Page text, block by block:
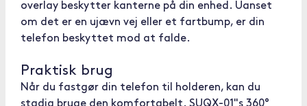
overlay beskytter kanterne på din enhed. Uanset
om det er en ujævn vej eller et fartbump, er din
telefon beskyttet mod at falde.
Praktisk brug
Når du fastgør din telefon til holderen, kan du